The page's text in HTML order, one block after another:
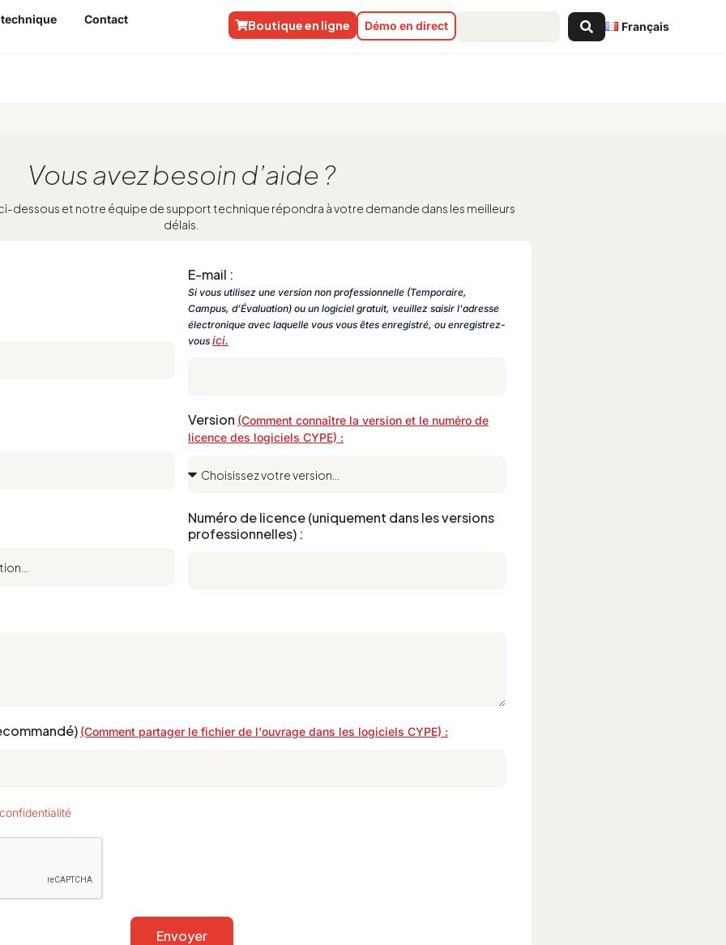
Contact
Français
Search
...
Démo en direct
Boutique en ligne
Vous avez besoin d’aide ?
dessous et notre équipe de support technique répondra à votre demande dans les meilleurs
délais.
E-mail :
Si vous utilisez une version non professionnelle (Temporaire,
Campus, d’Évaluation) ou un logiciel gratuit, veuillez saisir l'adresse
électronique avec laquelle vous vous êtes enregistré, ou enregistrez-
vous ici.
Version (Comment connaître la version et le numéro de
licence des logiciels CYPE) :
Numéro de licence (uniquement dans les versions
professionnelles) :
(Comment partager le fichier de l'ouvrage dans les logiciels CYPE) :
Envoyer